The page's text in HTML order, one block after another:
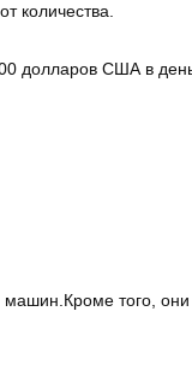
количества.
долларов США в
того, они